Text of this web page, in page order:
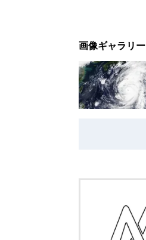
画像ギャラリー